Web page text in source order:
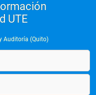
UTE
Auditoría (Quito)